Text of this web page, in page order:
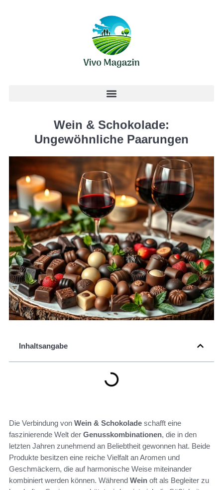
Wein & Schokolade:
Ungewöhnliche Paarungen
Inhaltsangabe
Die Verbindung von Wein & Schokolade schafft eine
faszinierende Welt der Genusskombinationen, die in den
letzten Jahren zunehmend an Beliebtheit gewonnen hat. Beide
Produkte besitzen eine reiche Vielfalt an Aromen und
Geschmäckern, die auf harmonische Weise miteinander
kombiniert werden können. Während Wein oft als Begleiter zu